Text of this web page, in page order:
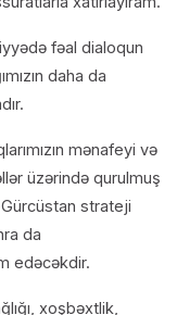
fəal dialoqun
daha da
mənafeyi və
üzərində qurulmuş
strateji
da
edəcəkdir.
xoşbəxtlik,